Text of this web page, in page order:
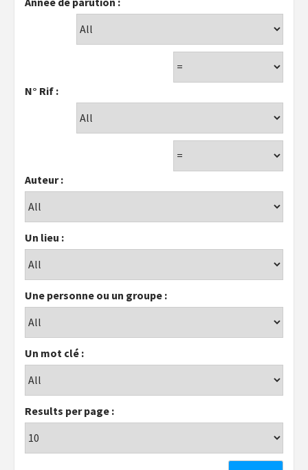
N° Rif :
Auteur :
Un lieu :
Une personne ou un groupe :
Un mot clé :
Results per page :